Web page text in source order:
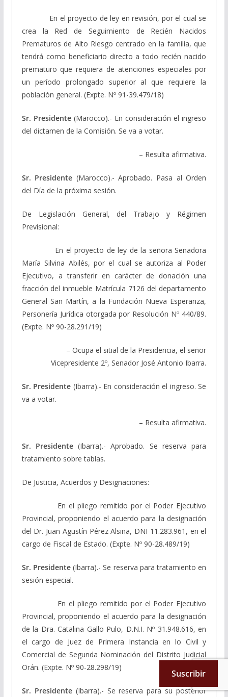
En el proyecto de ley en revisión, por el cual se
crea la Red de Seguimiento de Recién Nacidos
Prematuros de Alto Riesgo centrado en la familia, que
tendrá como beneficiario directo a todo recién nacido
prematuro que requiera de atenciones especiales por
un período prolongado superior al que requiere la
población general. (Expte. Nº 91-39.479/18)
Sr. Presidente (Marocco).- En consideración el ingreso
del dictamen de la Comisión. Se va a votar.
– Resulta afirmativa.
Sr. Presidente (Marocco).- Aprobado. Pasa al Orden
del Día de la próxima sesión.
De Legislación General, del Trabajo y Régimen
Previsional:
En el proyecto de ley de la señora Senadora
María Silvina Abilés, por el cual se autoriza al Poder
Ejecutivo, a transferir en carácter de donación una
fracción del inmueble Matrícula 7126 del departamento
General San Martín, a la Fundación Nueva Esperanza,
Personería Jurídica otorgada por Resolución Nº 440/89.
(Expte. Nº 90-28.291/19)
– Ocupa el sitial de la Presidencia, el señor
Vicepresidente 2º, Senador José Antonio Ibarra.
Sr. Presidente (Ibarra).- En consideración el ingreso. Se
va a votar.
– Resulta afirmativa.
Sr. Presidente(Ibarra).- Aprobado. Se reserva para
tratamiento sobre tablas.
De Justicia, Acuerdos y Designaciones:
En el pliego remitido por el Poder Ejecutivo
Provincial, proponiendo el acuerdo para la designación
del Dr. Juan Agustín Pérez Alsina, DNI 11.283.961, en el
cargo de Fiscal de Estado. (Expte. Nº 90-28.489/19)
Sr. Presidente(Ibarra).- Se reserva para tratamiento en
sesión especial.
En el pliego remitido por el Poder Ejecutivo
Provincial, proponiendo el acuerdo para la designación
de la Dra. Catalina Gallo Pulo, D.N.I. Nº 31.948.616, en
el cargo de Juez de Primera Instancia en lo Civil y
Comercial de Segunda Nominación del Distrito Judicial
Orán. (Expte. Nº 90-28.298/19)
Sr. Presidente(Ibarra).- Se reserva para su posterior
Suscribir